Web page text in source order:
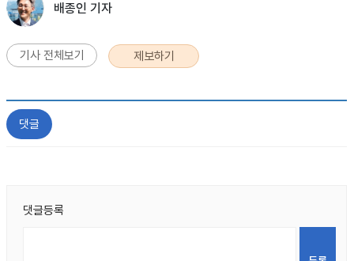
배종인 기자
기사 전체보기 제보하기
댓글
댓글등록